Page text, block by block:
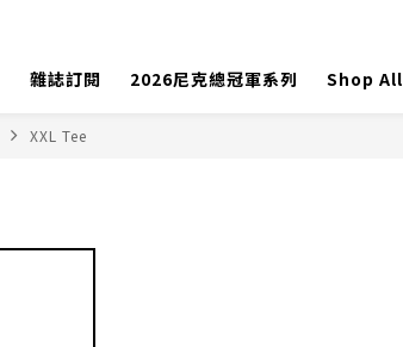
雜誌訂閱 2026尼克總冠軍系列 Shop All
XXL Tee